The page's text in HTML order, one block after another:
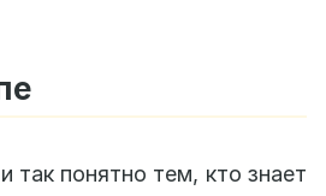
так понятно тем, кто знает